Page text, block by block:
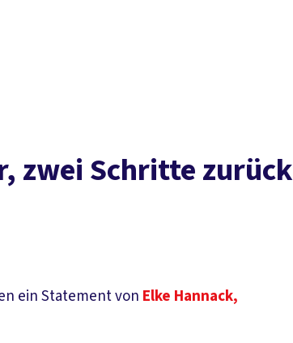
zwei Schritte zurück
ein Statement von Elke Hannack,